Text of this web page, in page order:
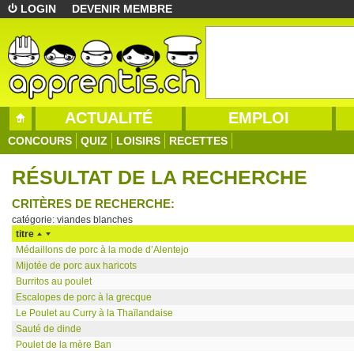
LOGIN DEVENIR MEMBRE
ACTUALITÉ EMPLOI
CONCOURS QUIZ LOISIRS RECETTES
RÉSULTAT DE LA RECHERCHE
CRITÈRES DE RECHERCHE:
catégorie: viandes blanches
titre
Médaillons de porc à la mode d’Alentejo
Mijotée de porc aux haricots
Burritos au poulet
Escalopes de porc à la grecque
Le Poulet au Curry à la Thaïlandaise
Sauté de dinde
Poulet de la mère Ban